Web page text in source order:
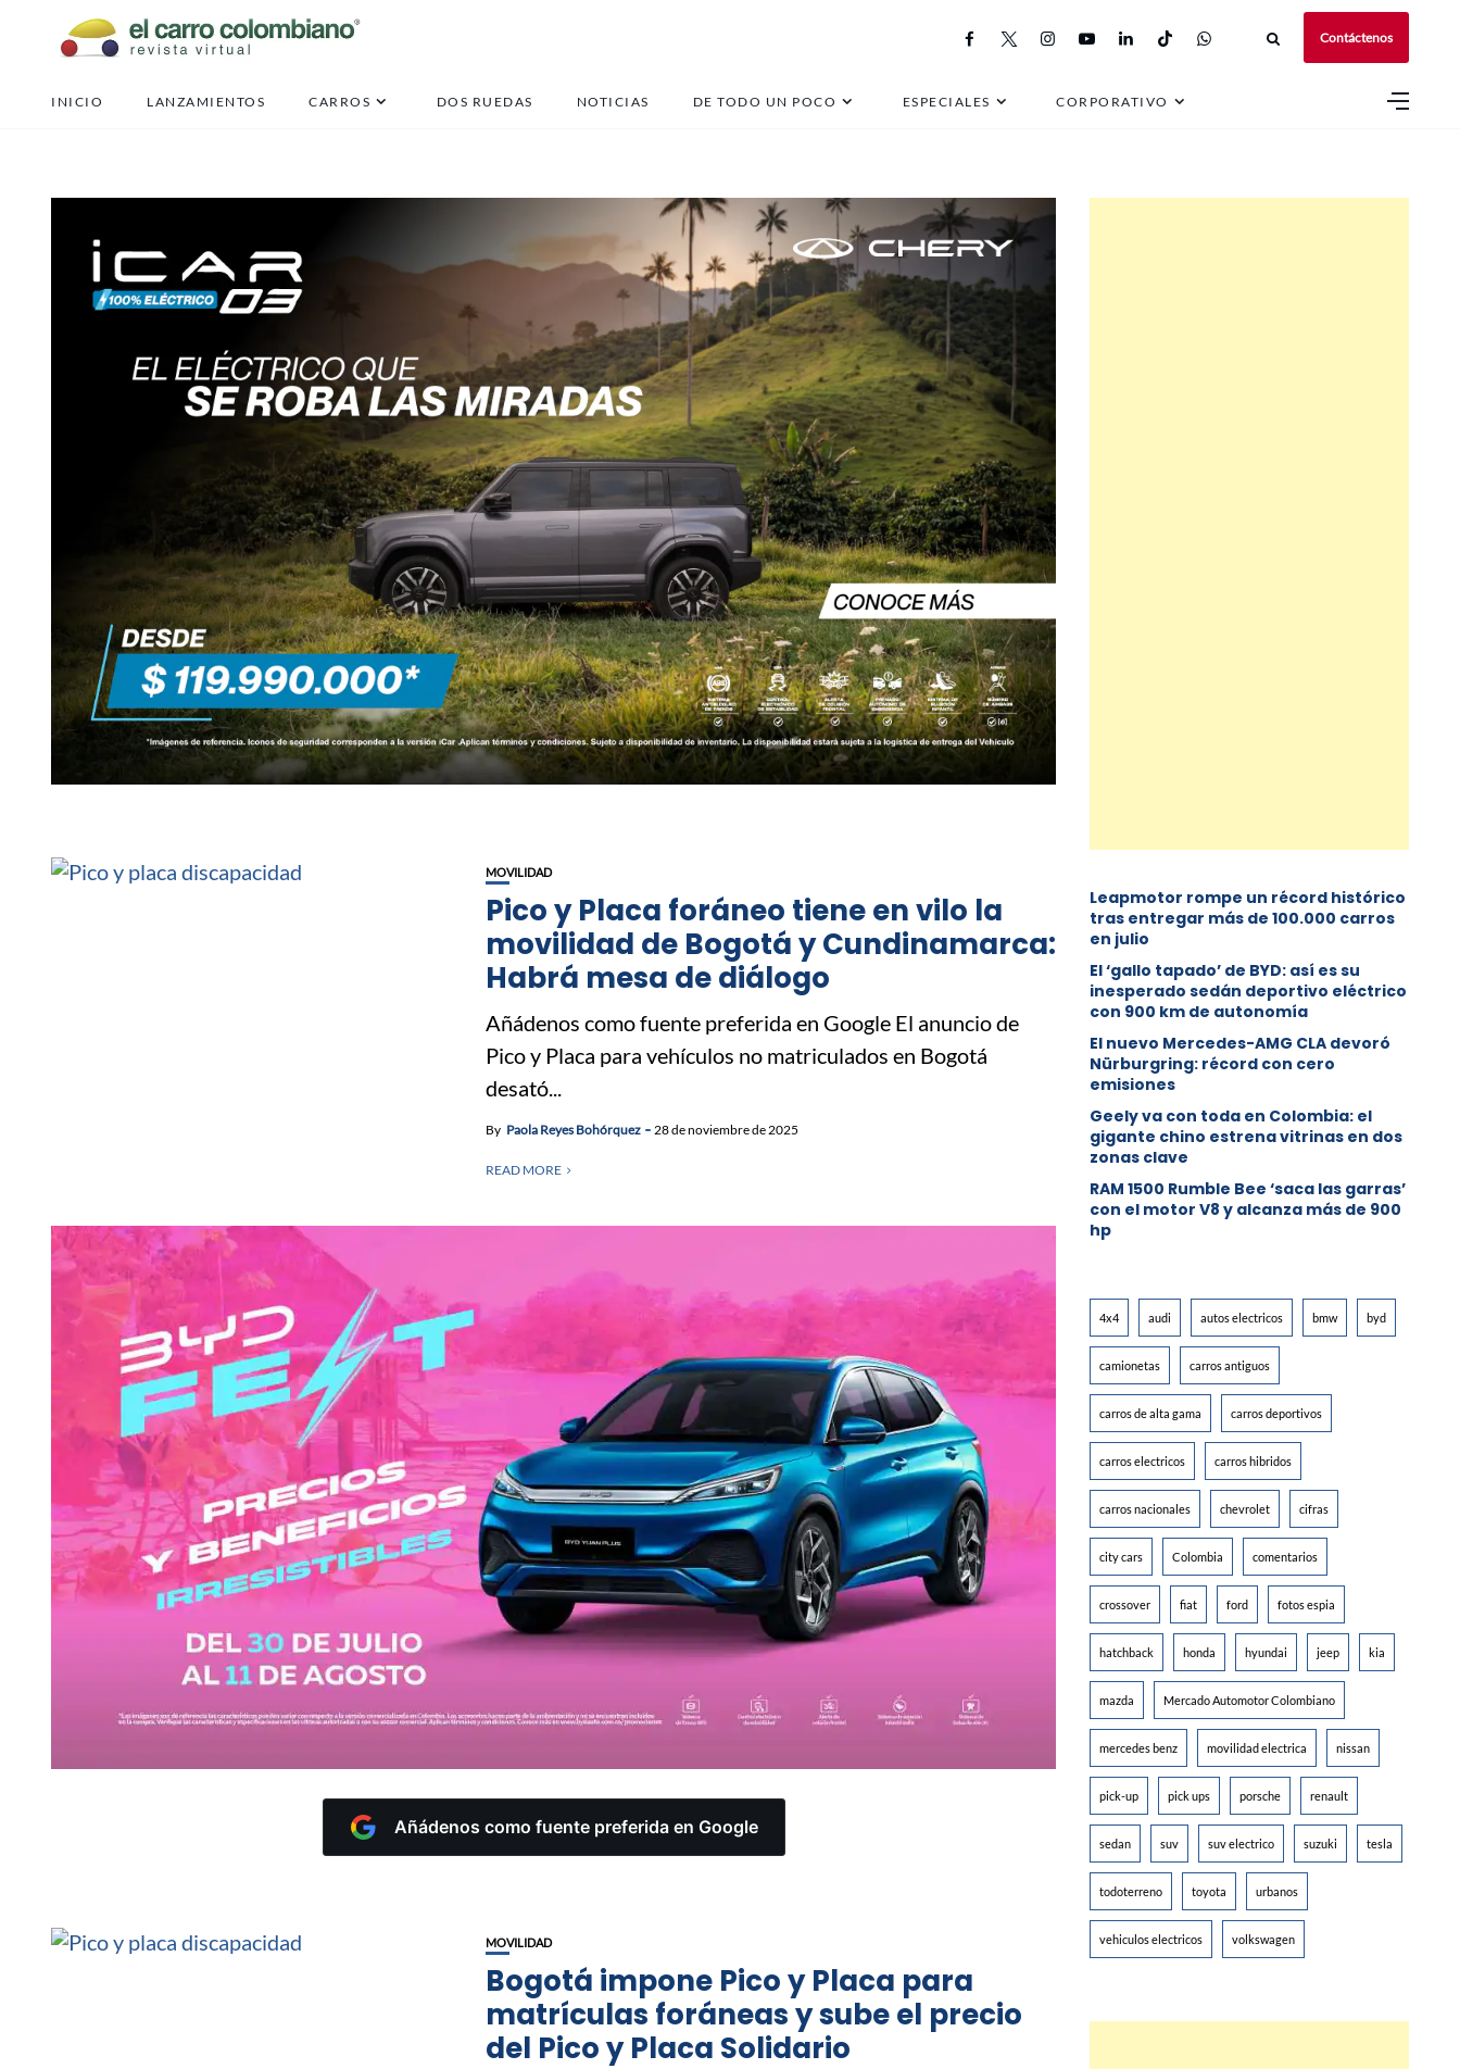
Contáctenos
INICIO LANZAMIENTOS CARROS DOS RUEDAS NOTICIAS DE TODO UN POCO ESPECIALES CORPORATIVO
Pico y Placa foráneo Bogotá
MOVILIDAD
Pico y Placa foráneo tiene en vilo la
movilidad de Bogotá y Cundinamarca:
Habrá mesa de diálogo
Añádenos como fuente preferida en Google El anuncio de
Pico y Placa para vehículos no matriculados en Bogotá
desató...
By Paola Reyes Bohórquez 28 de noviembre de 2025
READ MORE
Añádenos como fuente preferida en Google
MOVILIDAD
Bogotá impone Pico y Placa para
matrículas foráneas y sube el precio
del Pico y Placa Solidario
Leapmotor rompe un récord histórico
tras entregar más de 100.000 carros
en julio
El ‘gallo tapado’ de BYD: así es su
inesperado sedán deportivo eléctrico
con 900 km de autonomía
El nuevo Mercedes-AMG CLA devoró
Nürburgring: récord con cero
emisiones
Geely va con toda en Colombia: el
gigante chino estrena vitrinas en dos
zonas clave
RAM 1500 Rumble Bee ‘saca las garras’
con el motor V8 y alcanza más de 900
hp
4x4 audi autos electricos bmw byd
camionetas carros antiguos
carros de alta gama carros deportivos
carros electricos carros hibridos
carros nacionales chevrolet cifras
city cars Colombia comentarios
crossover fiat ford fotos espia
hatchback honda hyundai jeep kia
mazda Mercado Automotor Colombiano
mercedes benz movilidad electrica nissan
pick-up pick ups porsche renault
sedan suv suv electrico suzuki tesla
todoterreno toyota urbanos
vehiculos electricos volkswagen